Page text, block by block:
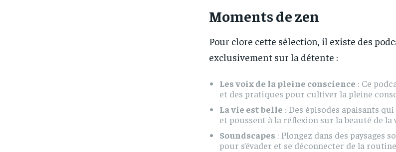
Moments de zen
Pour clore cette sélection, il existe des
exclusivement sur la détente :
Les voix de la pleine conscience : Ce
et des pratiques pour cultiver la pleine
La vie est belle : Des épisodes apaisants
et poussent à la réflexion sur la beauté de la
Soundscapes : Plongez dans des paysages
pour s’évader et se déconnecter de la